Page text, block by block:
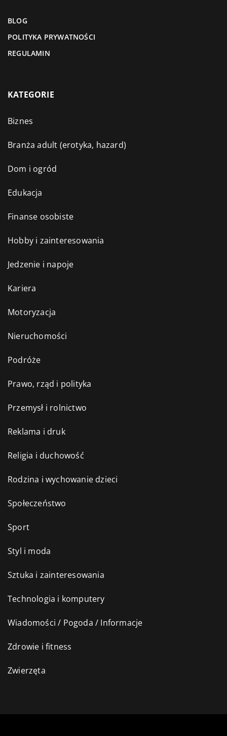
BLOG
POLITYKA PRYWATNOŚCI
REGULAMIN
KATEGORIE
Biznes
Branża adult (erotyka, hazard)
Dom i ogród
Edukacja
Finanse osobiste
Hobby i zainteresowania
Jedzenie i napoje
Kariera
Motoryzacja
Nieruchomości
Podróże
Prawo, rząd i polityka
Przemysł i rolnictwo
Reklama i druk
Religia i duchowość
Rodzina i wychowanie dzieci
Społeczeństwo
Sport
Styl i moda
Sztuka i zainteresowania
Technologia i komputery
Wiadomości / Pogoda / Informacje
Zdrowie i fitness
Zwierzęta